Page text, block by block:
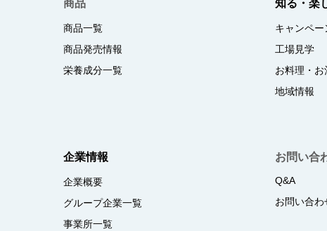
商品
商品一覧
商品発売情報
栄養成分一覧
知る・楽
キャンペー
工場見学
お料理・
地域情報
企業情報
企業概要
グループ企業一覧
事業所一覧
お問い合
Q&A
お問い合わ